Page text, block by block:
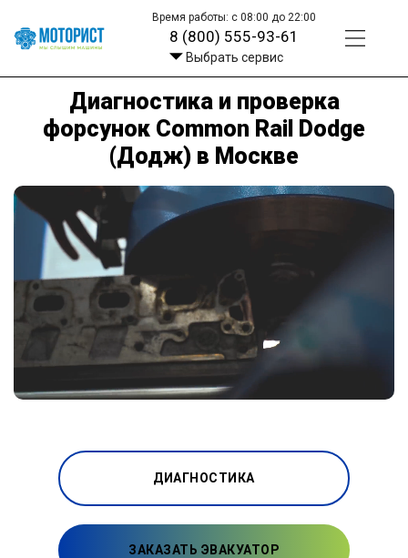
Время работы: с 08:00 до 22:00
8 (800) 555-93-61
Выбрать сервис
Диагностика и проверка
форсунок Common Rail Dodge
(Додж) в Москве
ДИАГНОСТИКА
ЗАКАЗАТЬ ЭВАКУАТОР